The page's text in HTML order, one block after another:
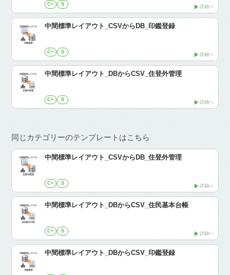
C+ S 詳細へ
中間標準レイアウト_CSVからDB_印鑑登録
C+ S 詳細へ
中間標準レイアウト_DBからCSV_住登外管理
C+ S 詳細へ
同じカテゴリーのテンプレートはこちら
中間標準レイアウト_CSVからDB_住登外管理
C+ S 詳細へ
中間標準レイアウト_DBからCSV_住民基本台帳
C+ S 詳細へ
中間標準レイアウト_DBからCSV_印鑑登録